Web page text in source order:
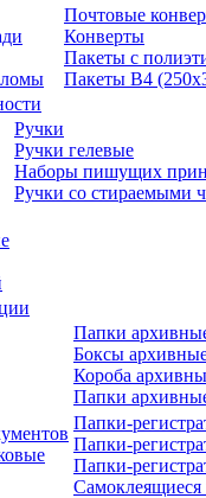
Почтовые
Конверты
Пакеты с
Пакеты В4
Ручки
Ручки гелевые
Наборы пишущих
Ручки со стираемыми
Папки
Боксы
Короба
Папки
Папки-
Папки-
Папки-